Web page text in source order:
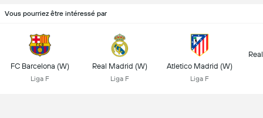
Vous pourriez être intéressé par
FC Barcelona (W)
Liga F
Real Madrid (W)
Liga F
Atletico Madrid (W)
Liga F